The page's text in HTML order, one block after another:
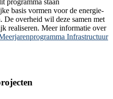
programma staan
basis vormen voor de energie-
De overheid wil deze samen met
realiseren. Meer informatie over
Infrastructuur